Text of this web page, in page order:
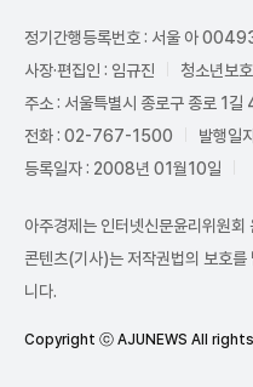
정기간행등록번호 : 서울 아
사장·편집인 : 임규진
청소년보
주소 : 서울특별시 종로구 종로 1
전화 : 02-767-1500
발행일
등록일자 : 2008년 01월10일
아주경제는 인터넷신문윤리위원
콘텐츠(기사)는 저작권법의 보호
니다.
Copyright ⓒ AJUNEWS All